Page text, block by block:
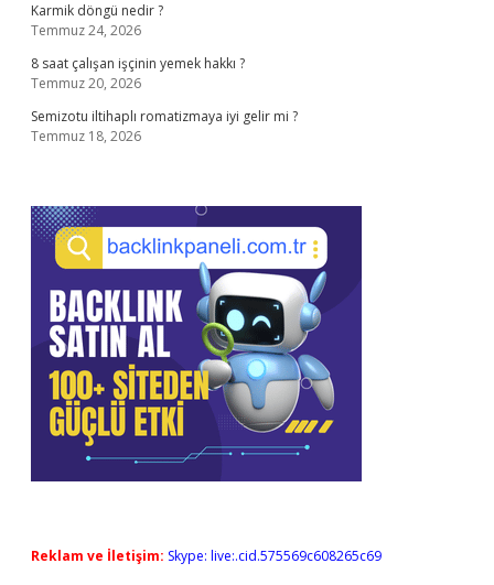
Karmik döngü nedir ?
Temmuz 24, 2026
8 saat çalışan işçinin yemek hakkı ?
Temmuz 20, 2026
Semizotu iltihaplı romatizmaya iyi gelir mi ?
Temmuz 18, 2026
Reklam ve İletişim: Skype: live:.cid.575569c608265c69